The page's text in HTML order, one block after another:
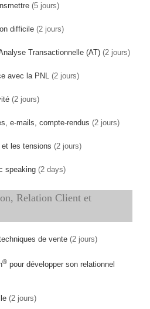
(5 jours)
difficile (2 jours)
Transactionnelle (AT) (2 jours)
avec la PNL (2 jours)
(2 jours)
e-mails, compte-rendus (2 jours)
les tensions (2 jours)
speaking (2 days)
Relation Client et
de vente (2 jours)
® pour développer son relationnel
(2 jours)